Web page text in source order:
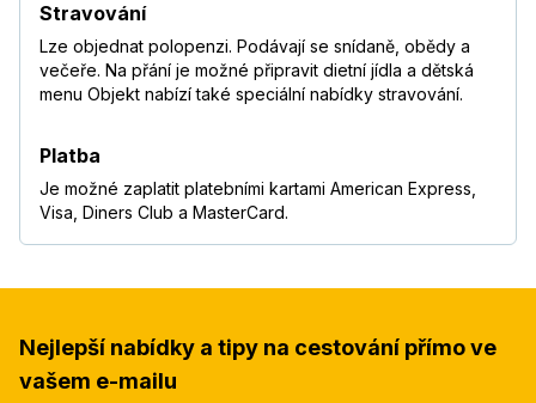
Stravování
Lze objednat polopenzi. Podávají se snídaně, obědy a
večeře. Na přání je možné připravit dietní jídla a dětská
menu Objekt nabízí také speciální nabídky stravování.
Platba
Je možné zaplatit platebními kartami American Express,
Visa, Diners Club a MasterCard.
Nejlepší nabídky a tipy na cestování přímo ve
vašem e-mailu